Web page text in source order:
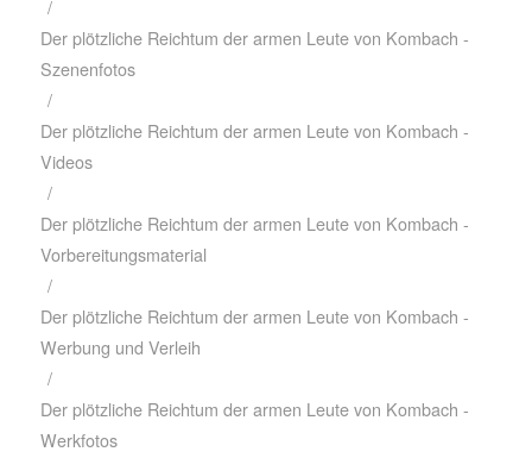
/
Der plötzliche Reichtum der armen Leute von Kombach -
Szenenfotos
/
Der plötzliche Reichtum der armen Leute von Kombach -
Videos
/
Der plötzliche Reichtum der armen Leute von Kombach -
Vorbereitungsmaterial
/
Der plötzliche Reichtum der armen Leute von Kombach -
Werbung und Verleih
/
Der plötzliche Reichtum der armen Leute von Kombach -
Werkfotos